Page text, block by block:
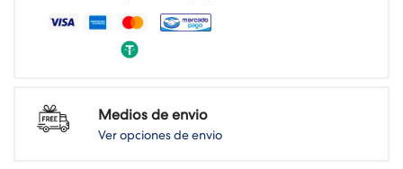
Medios de envio
Ver opciones de envio